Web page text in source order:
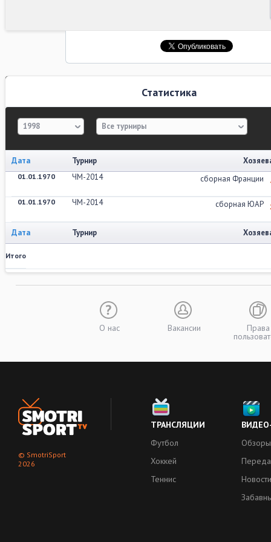
Статистика
1998 Все турниры
Дата Турнир
01.01.1970 ЧМ-2014 сборная Франции
01.01.1970 ЧМ-2014 сборная ЮАР
Дата Турнир
Итого
О нас Вакансии Права
© SmotriSport
2026
ТРАНСЛЯЦИИ
Футбол
Хоккей
Теннис
Обзоры
Новости